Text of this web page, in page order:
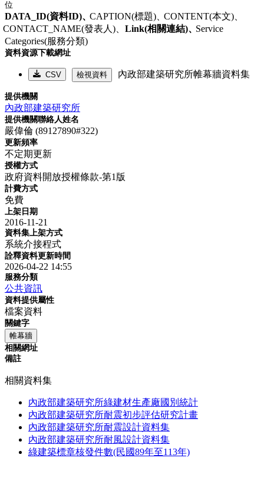
位
DATA_ID(資料ID)、CAPTION(標題)、CONTENT(本文)、
CONTACT_NAME(發表人)、 Link(相關連結)、Service
Categories(服務分類)
資料資源下載網址
CSV 檢視資料 內政部建築研究所帷幕牆資料集
提供機關
內政部建築研究所
提供機關聯絡人姓名
嚴偉倫 (89127890#322)
更新頻率
不定期更新
授權方式
政府資料開放授權條款-第1版
計費方式
免費
上架日期
2016-11-21
資料集上架方式
系統介接程式
詮釋資料更新時間
2026-04-22 14:55
服務分類
公共資訊
資料提供屬性
檔案資料
關鍵字
帷幕牆
相關網址
備註
相關資料集
內政部建築研究所綠建材生產廠國別統計
內政部建築研究所耐震初步評估研究計畫
內政部建築研究所耐震設計資料集
內政部建築研究所耐風設計資料集
綠建築標章核發件數(民國89年至113年)